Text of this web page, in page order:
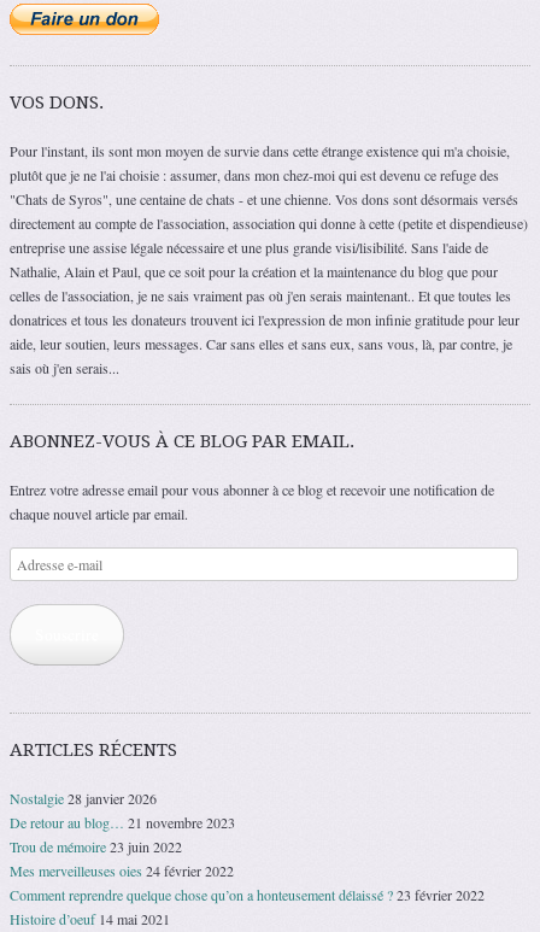
VOS DONS.
Pour l'instant, ils sont mon moyen de survie dans cette étrange existence qui m'a choisie,
plutôt que je ne l'ai choisie : assumer, dans mon chez-moi qui est devenu ce refuge des
"Chats de Syros", une centaine de chats - et une chienne. Vos dons sont désormais versés
directement au compte de l'association, association qui donne à cette (petite et dispendieuse)
entreprise une assise légale nécessaire et une plus grande visi/lisibilité. Sans l'aide de
Nathalie, Alain et Paul, que ce soit pour la création et la maintenance du blog que pour
celles de l'association, je ne sais vraiment pas où j'en serais maintenant.. Et que toutes les
donatrices et tous les donateurs trouvent ici l'expression de mon infinie gratitude pour leur
aide, leur soutien, leurs messages. Car sans elles et sans eux, sans vous, là, par contre, je
sais où j'en serais...
ABONNEZ-VOUS À CE BLOG PAR EMAIL.
Entrez votre adresse email pour vous abonner à ce blog et recevoir une notification de
chaque nouvel article par email.
Adresse
e-
mail
ARTICLES RÉCENTS
Nostalgie28 janvier 2026
De retour au blog… 21 novembre 2023
Trou de mémoire23 juin 2022
Mes merveilleuses oies24 février 2022
Comment reprendre quelque chose qu’on a honteusement délaissé ?23 février 2022
Histoire d’oeuf 14 mai 2021